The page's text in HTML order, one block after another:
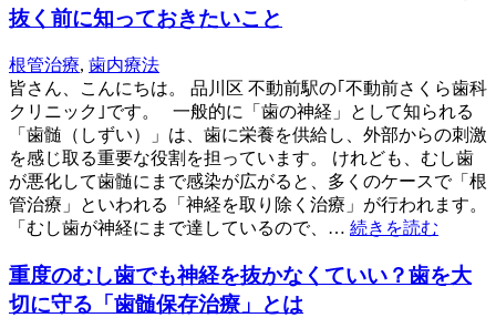
抜く前に知っておきたいこと
根管治療, 歯内療法
皆さん、こんにちは。 品川区 不動前駅の｢不動前さくら歯科
クリニック｣です。 一般的に「歯の神経」として知られる
「歯髄（しずい）」は、歯に栄養を供給し、外部からの刺激
を感じ取る重要な役割を担っています。 けれども、むし歯
が悪化して歯髄にまで感染が広がると、多くのケースで「根
管治療」といわれる「神経を取り除く治療」が行われます。
「むし歯が神経にまで達しているので、… 続きを読む
重度のむし歯でも神経を抜かなくていい？歯を大
切に守る「歯髄保存治療」とは